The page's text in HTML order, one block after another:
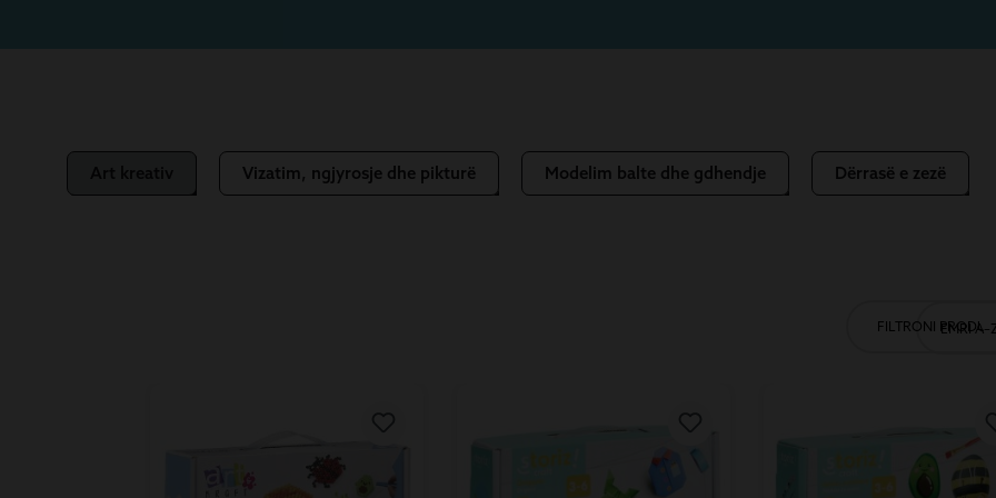
Vizatim, ngjyrosje dhe pikturë Modelim balte dhe gdhendje Dërrasë e zezë
FILTRONI